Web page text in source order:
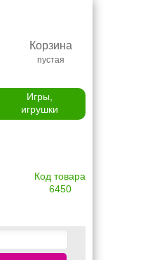
Корзина
пустая
Игры,
игрушки
Код товара
6450